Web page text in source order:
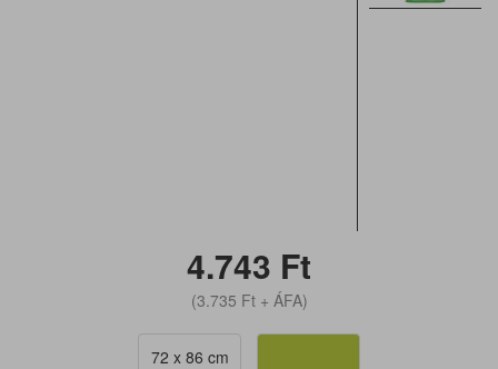
4.743 Ft
(3.735 Ft+ ÁFA)
72 x 86 cm